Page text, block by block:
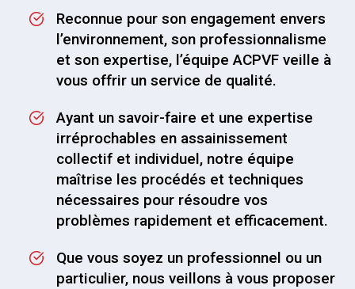
Reconnue pour son engagement envers
l’environnement, son professionnalisme
et son expertise, l’équipe ACPVF veille à
vous offrir un service de qualité.
Ayant un savoir-faire et une expertise
irréprochables en assainissement
collectif et individuel, notre équipe
maîtrise les procédés et techniques
nécessaires pour résoudre vos
problèmes rapidement et efficacement.
Que vous soyez un professionnel ou un
particulier, nous veillons à vous proposer